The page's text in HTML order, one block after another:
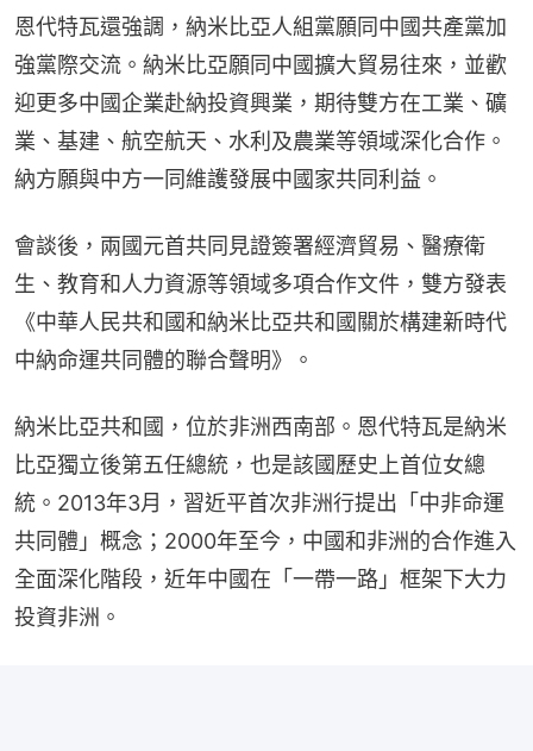
恩代特瓦還強調，納米比亞人組黨願同中國共產黨加
強黨際交流。納米比亞願同中國擴大貿易往來，並歡
迎更多中國企業赴納投資興業，期待雙方在工業、礦
業、基建、航空航天、水利及農業等領域深化合作。
納方願與中方一同維護發展中國家共同利益。
會談後，兩國元首共同見證簽署經濟貿易、醫療衛
生、教育和人力資源等領域多項合作文件，雙方發表
《中華人民共和國和納米比亞共和國關於構建新時代
中納命運共同體的聯合聲明》。
納米比亞共和國，位於非洲西南部。恩代特瓦是納米
比亞獨立後第五任總統，也是該國歷史上首位女總
統。2013年3月，習近平首次非洲行提出「中非命運
共同體」概念；2000年至今，中國和非洲的合作進入
全面深化階段，近年中國在「一帶一路」框架下大力
投資非洲。